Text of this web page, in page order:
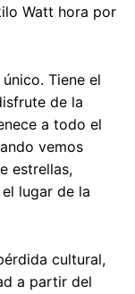
Watt hora por
Tiene el
de la
a todo el
vemos
estrellas,
lugar de la
cultural,
a partir del